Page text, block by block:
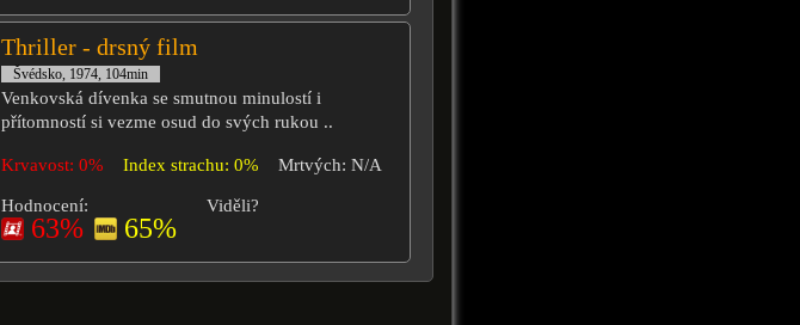
Thriller - drsný film
Švédsko, 1974, 104min
Venkovská dívenka se smutnou minulostí i
přítomností si vezme osud do svých rukou ..
Krvavost: 0% Index strachu: 0% Mrtvých: N/A
Hodnocení:
63% 65%
Viděli?